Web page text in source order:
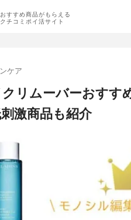
おすすめ商品がもらえる
クチコミポイ活サイト
ケア
リムーバーおすす
激商品も紹介